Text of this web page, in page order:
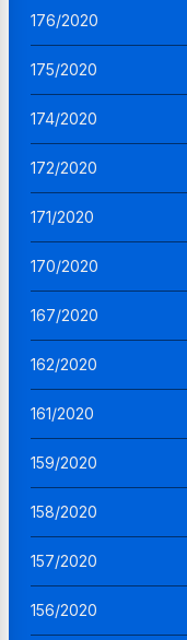
176/2020
175/2020
174/2020
172/2020
171/2020
170/2020
167/2020
162/2020
161/2020
159/2020
158/2020
157/2020
156/2020